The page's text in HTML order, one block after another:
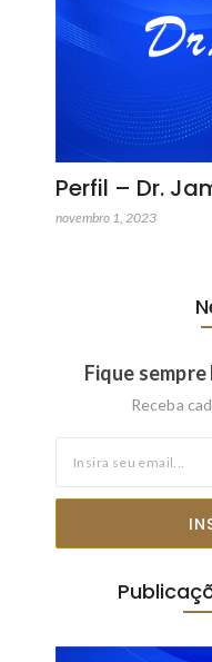
Perfil – Dr.
novembro 1, 2023
Fique
Receba